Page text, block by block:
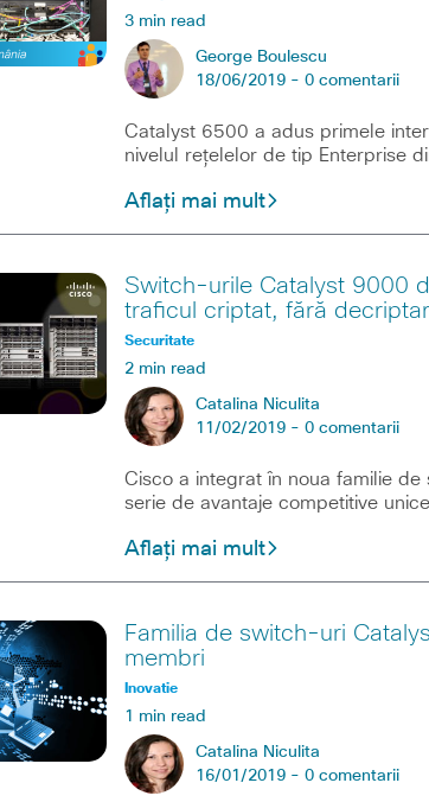
3 min read
George Boulescu
18/06/2019 - 0 comentarii
Catalyst 6500 a adus primele
nivelul reţelelor de tip Enterprise
Aflați mai mult
Switch-urile Catalyst 9000
traficul criptat, fără
Securitate
2 min read
Catalina Niculita
11/02/2019 - 0 comentarii
Cisco a integrat în noua familie
serie de avantaje competitive
Aflați mai mult
Familia de switch-uri
membri
Inovatie
1 min read
Catalina Niculita
16/01/2019 - 0 comentarii